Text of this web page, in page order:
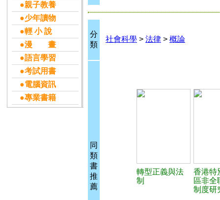
●親子教養
●少年讀物
●輕 小 說
●漫 畫
●語言學習
●考試用書
●電腦資訊
●專業書籍
分
類
社會科學 > 法律 > 概論
同
類
書
推
薦
轉型正義與法
制
香港特
區非全
制度研